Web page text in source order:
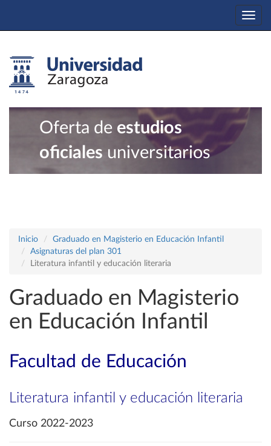
Oferta de estudios
oficiales universitarios
Inicio
Graduado en Magisterio en Educación Infantil
Asignaturas del plan 301
Literatura infantil y educación literaria
Graduado en Magisterio
en Educación Infantil
Facultad de Educación
Literatura infantil y educación literaria
Curso 2022-2023